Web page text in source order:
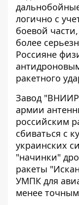
логично с
боевой
более
Россияне
ракетного
Завод
армии
российским
сбиваться с
украинских
"начинки"
ракеты
УМПК для
менее